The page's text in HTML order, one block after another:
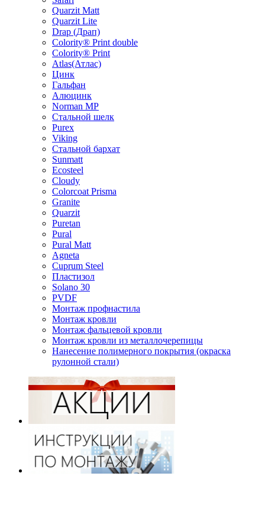
Quarzit Matt
Quarzit Lite
Drap (Драп)
Colority® Print double
Colority® Print
Atlas(Атлас)
Цинк
Гальфан
Алюцинк
Norman MP
Стальной шелк
Purex
Viking
Стальной бархат
Sunmatt
Ecosteel
Cloudy
Colorcoat Prisma
Granite
Quarzit
Puretan
Pural
Pural Matt
Agneta
Cuprum Steel
Пластизол
Solano 30
PVDF
Монтаж профнастила
Монтаж кровли
Монтаж фальцевой кровли
Монтаж кровли из металлочерепицы
Нанесение полимерного покрытия (окраска
рулонной стали)